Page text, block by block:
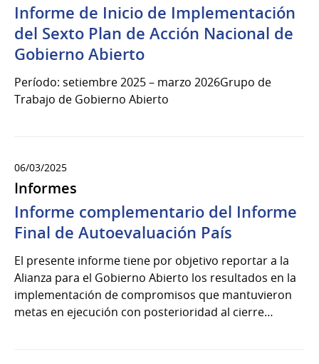
Informe de Inicio de Implementación
del Sexto Plan de Acción Nacional de
Gobierno Abierto
Período: setiembre 2025 – marzo 2026Grupo de
Trabajo de Gobierno Abierto
06/03/2025
Informes
Informe complementario del Informe
Final de Autoevaluación País
El presente informe tiene por objetivo reportar a la
Alianza para el Gobierno Abierto los resultados en la
implementación de compromisos que mantuvieron
metas en ejecución con posterioridad al cierre…